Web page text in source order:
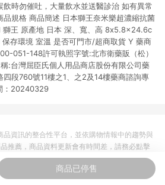
台灣樂天市場保有更改條款與法律
市場網站公告為準。
飲時勿催吐，大量飲水並送醫診治 如有異常
規格 商品簡述 日本獅王奈米樂超濃縮抗菌
獅王 原產地 日本 深、寬、高 8x5.8x24.6c
存環境 室溫 是否可門市/超商取貨 Y 藥商
051-148許可執照字號:北市衛藥販（松）
:台灣屈臣氏個人用品商店股份有限公司藥
段760號11樓之1、之2及14樓藥商諮詢專
：20240329
商品已停售
品資訊的整合性平台，並依購物情報中的趨勢與
推薦，商品資料更新會有時間差，請務必點擊
售價與購物條件，一切資訊以合作廠商網頁為